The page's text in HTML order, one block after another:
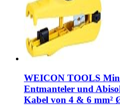
WEICON TOOLS
Entmanteler und
Kabel von 4 & 6 mm²